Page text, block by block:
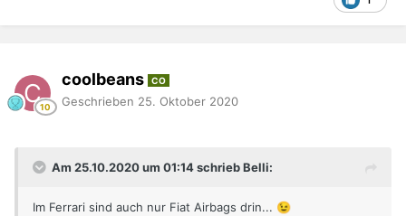
coolbeans CO
Geschrieben 25. Oktober 2020
Am 25.10.2020 um 01:14 schrieb Belli:
Im Ferrari sind auch nur Fiat Airbags drin... 😉